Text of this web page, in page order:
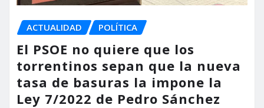
ACTUALIDAD POLÍTICA
El PSOE no quiere que los
torrentinos sepan que la nueva
tasa de basuras la impone la
Ley 7/2022 de Pedro Sánchez